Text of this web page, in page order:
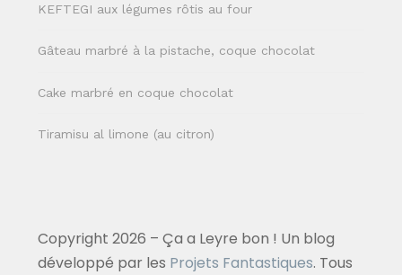
KEFTEGI aux légumes rôtis au four
Gâteau marbré à la pistache, coque chocolat
Cake marbré en coque chocolat
Tiramisu al limone (au citron)
Copyright 2026 – Ça a Leyre bon ! Un blog
développé par les Projets Fantastiques. Tous